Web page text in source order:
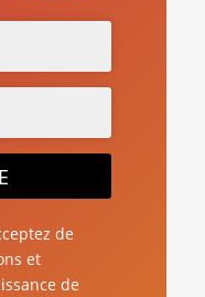
de
et
de